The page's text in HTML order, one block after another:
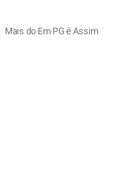
Mais do Em PG é Assim